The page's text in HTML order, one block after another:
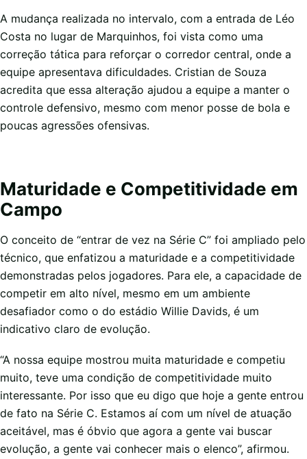
A mudança realizada no intervalo, com a entrada de Léo
Costa no lugar de Marquinhos, foi vista como uma
correção tática para reforçar o corredor central, onde a
equipe apresentava dificuldades. Cristian de Souza
acredita que essa alteração ajudou a equipe a manter o
controle defensivo, mesmo com menor posse de bola e
poucas agressões ofensivas.
Maturidade e Competitividade em
Campo
O conceito de “entrar de vez na Série C” foi ampliado pelo
técnico, que enfatizou a maturidade e a competitividade
demonstradas pelos jogadores. Para ele, a capacidade de
competir em alto nível, mesmo em um ambiente
desafiador como o do estádio Willie Davids, é um
indicativo claro de evolução.
“A nossa equipe mostrou muita maturidade e competiu
muito, teve uma condição de competitividade muito
interessante. Por isso que eu digo que hoje a gente entrou
de fato na Série C. Estamos aí com um nível de atuação
aceitável, mas é óbvio que agora a gente vai buscar
evolução, a gente vai conhecer mais o elenco”, afirmou.